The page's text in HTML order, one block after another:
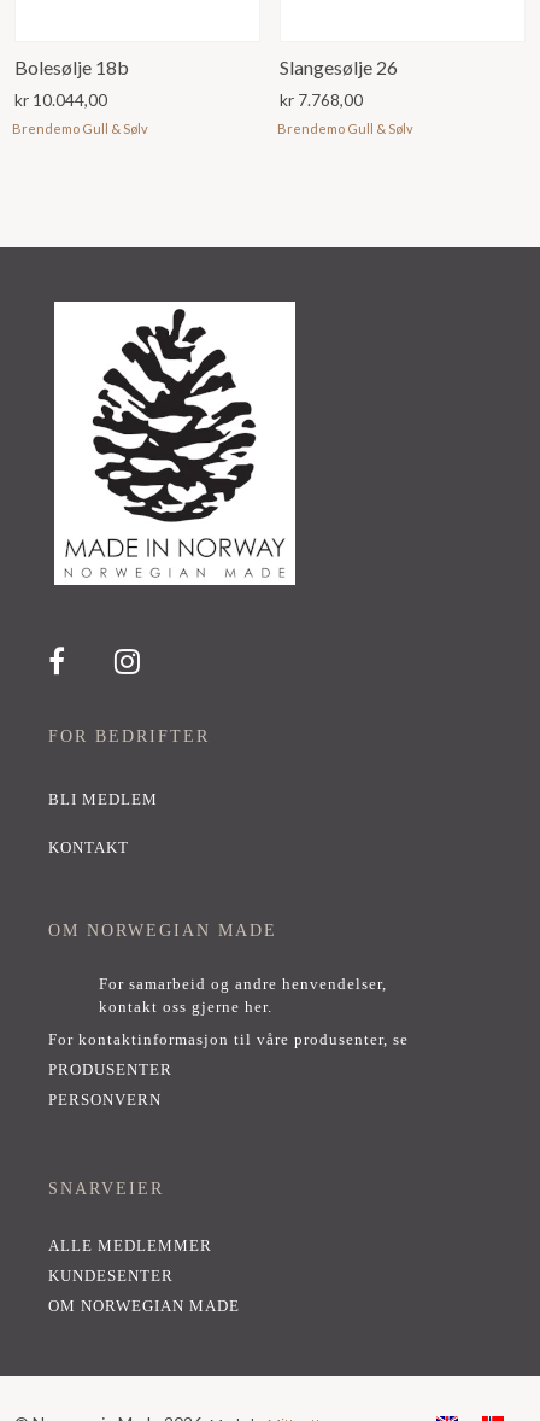
Bolesølje 18b
kr 10.044,00
Brendemo Gull & Sølv
Slangesølje 26
kr 7.768,00
Brendemo Gull & Sølv
FOR BEDRIFTER
BLI MEDLEM
KONTAKT
OM NORWEGIAN MADE
For samarbeid og andre henvendelser,
kontakt oss gjerne her.
For kontaktinformasjon til våre produsenter, se
PRODUSENTER
PERSONVERN
SNARVEIER
ALLE MEDLEMMER
KUNDESENTER
OM NORWEGIAN MADE